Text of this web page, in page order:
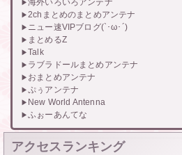
海外いろいろアンテナ
2chまとめのまとめアンテナ
ニュー速VIPブログ(`･ω･´)
まとめるZ
Talk
ラブラドールまとめアンテナ
おまとめアンテナ
ぷぅアンテナ
New World Antenna
ふぉーあんてな
アクセスランキング